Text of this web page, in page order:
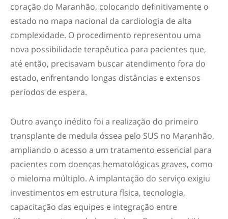
coração do Maranhão, colocando definitivamente o
estado no mapa nacional da cardiologia de alta
complexidade. O procedimento representou uma
nova possibilidade terapêutica para pacientes que,
até então, precisavam buscar atendimento fora do
estado, enfrentando longas distâncias e extensos
períodos de espera.
Outro avanço inédito foi a realização do primeiro
transplante de medula óssea pelo SUS no Maranhão,
ampliando o acesso a um tratamento essencial para
pacientes com doenças hematológicas graves, como
o mieloma múltiplo. A implantação do serviço exigiu
investimentos em estrutura física, tecnologia,
capacitação das equipes e integração entre